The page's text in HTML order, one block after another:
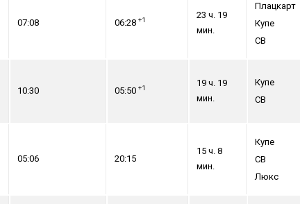
07:08 06:28 +1
23 ч. 19
мин.
Плацкарт
Купе
СВ
10:30 05:50 +1
19 ч. 19
мин.
Купе
СВ
05:06 20:15
15 ч. 8
мин.
Купе
СВ
Люкс